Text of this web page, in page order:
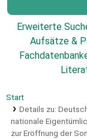
Erweiterte
Aufsätze &
Start
Details zu:
nationale
zur Eröffnung der